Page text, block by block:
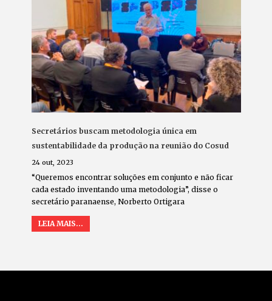
Secretários buscam metodologia única em
sustentabilidade da produção na reunião do Cosud
24 out, 2023
“Queremos encontrar soluções em conjunto e não ficar
cada estado inventando uma metodologia”, disse o
secretário paranaense, Norberto Ortigara
LEIA MAIS...